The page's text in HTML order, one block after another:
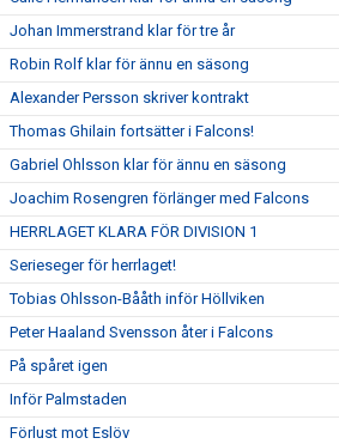
Johan Immerstrand klar för tre år
Robin Rolf klar för ännu en säsong
Alexander Persson skriver kontrakt
Thomas Ghilain fortsätter i Falcons!
Gabriel Ohlsson klar för ännu en säsong
Joachim Rosengren förlänger med Falcons
HERRLAGET KLARA FÖR DIVISION 1
Serieseger för herrlaget!
Tobias Ohlsson-Bååth inför Höllviken
Peter Haaland Svensson åter i Falcons
På spåret igen
Inför Palmstaden
Förlust mot Eslöv